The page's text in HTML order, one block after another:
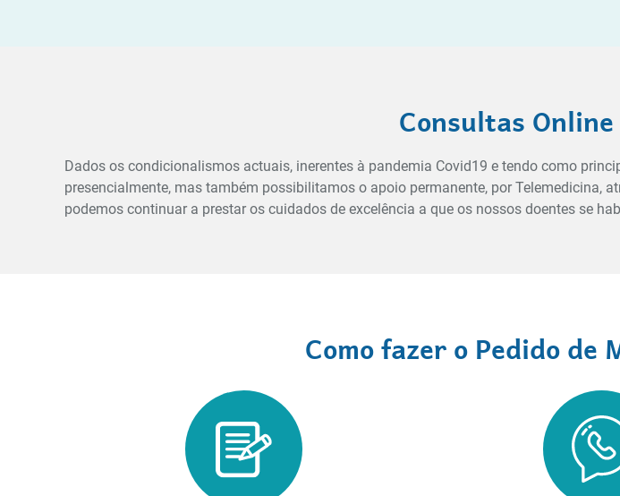
Consultas
Dados os condicionalismos actuais, inerentes à pandemia Covid19 e tendo como
presencialmente, mas também possibilitamos o apoio permanente, por Telemedicina,
podemos continuar a prestar os cuidados de excelência a que os nossos doentes se
Como fazer o Pedido de